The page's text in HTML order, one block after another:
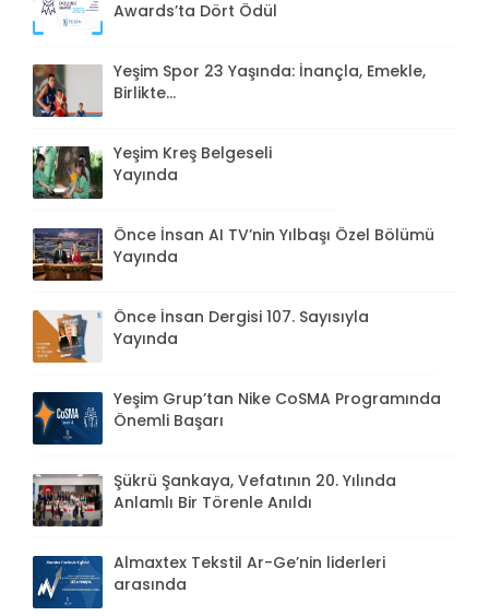
Awards’ta Dört Ödül
Yeşim Spor 23 Yaşında: İnançla, Emekle,
Birlikte...
Yeşim Kreş Belgeseli
Yayında
Önce İnsan AI TV’nin Yılbaşı Özel Bölümü
Yayında
Önce İnsan Dergisi 107. Sayısıyla
Yayında
Yeşim Grup’tan Nike CoSMA Programında
Önemli Başarı
Şükrü Şankaya, Vefatının 20. Yılında
Anlamlı Bir Törenle Anıldı
Almaxtex Tekstil Ar-Ge’nin liderleri
arasında